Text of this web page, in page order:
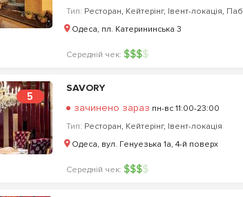
Тип: Ресторан, Кейтерінг, Івент-локація, Паб
Одеса, пл. Катерининська 3
Середній чек: $$$$
5
SAVORY
зачинено зараз пн-вс 11:00-23:00
Тип: Ресторан, Кейтерінг, Івент-локація
Одеса, вул. Генуезька 1а, 4-й поверх
Середній чек: $$$$